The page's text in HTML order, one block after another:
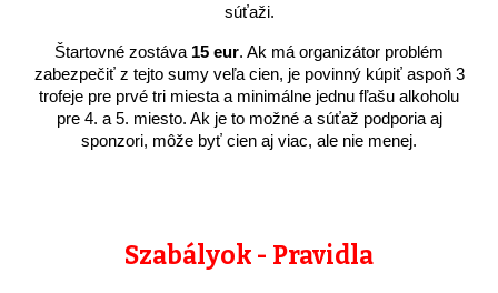
súťaži.
Štartovné zostáva 15 eur. Ak má organizátor problém
zabezpečiť z tejto sumy veľa cien, je povinný kúpiť aspoň 3
trofeje pre prvé tri miesta a minimálne jednu fľašu alkoholu
pre 4. a 5. miesto. Ak je to možné a súťaž podporia aj
sponzori, môže byť cien aj viac, ale nie menej.
Szabályok - Pravidla